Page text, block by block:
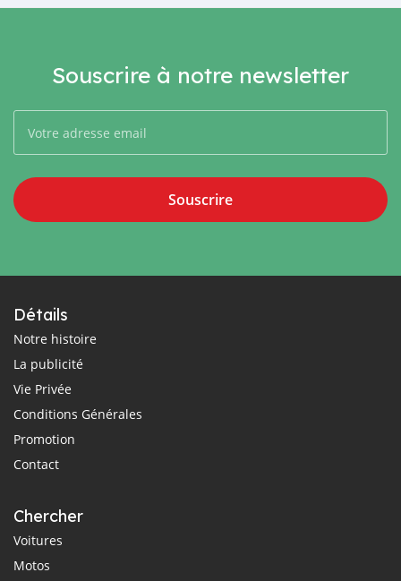
Souscrire à notre newsletter
Souscrire
Détails
Notre histoire
La publicité
Vie Privée
Conditions Générales
Promotion
Contact
Chercher
Voitures
Motos